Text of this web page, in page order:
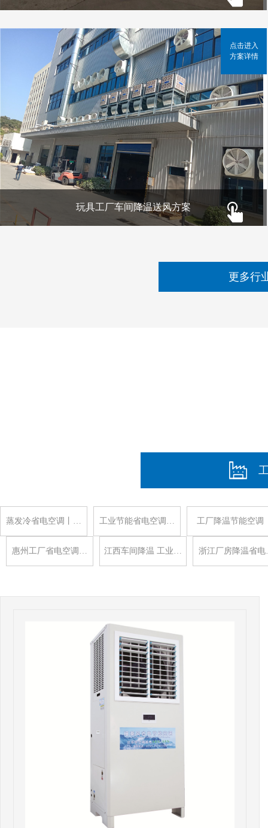
玩具工厂车间降温送风方案
点击进入
方案详情
更多行
蒸发冷省电空调丨… 工业节能省电空调… 工厂降温节能空调
惠州工厂省电空调… 江西车间降温 工业… 浙江厂房降温省